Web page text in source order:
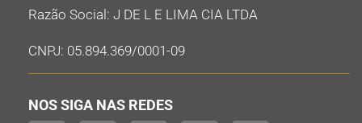
Razão Social: J DE L E LIMA CIA LTDA
CNPJ: 05.894.369/0001-09
NOS SIGA NAS REDES